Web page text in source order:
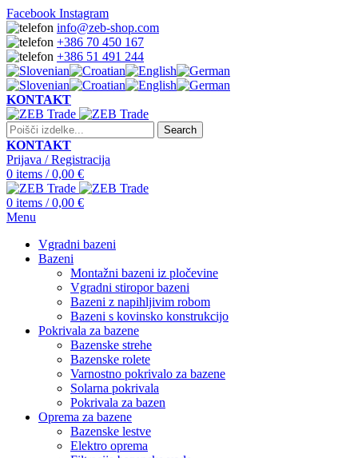
Facebook Instagram
info@zeb-shop.com
+386 70 450 167
+386 51 491 244
KONTAKT
Search
KONTAKT
Prijava / Registracija
0 items / 0,00 €
0 items / 0,00 €
Menu
Vgradni bazeni
Bazeni
Montažni bazeni iz pločevine
Vgradni stiropor bazeni
Bazeni z napihljivim robom
Bazeni s kovinsko konstrukcijo
Pokrivala za bazene
Bazenske strehe
Bazenske rolete
Varnostno pokrivalo za bazene
Solarna pokrivala
Pokrivala za bazen
Oprema za bazene
Bazenske lestve
Elektro oprema